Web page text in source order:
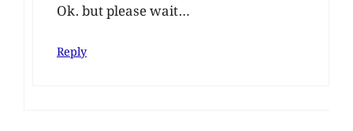
Ok. but please wait…
Reply